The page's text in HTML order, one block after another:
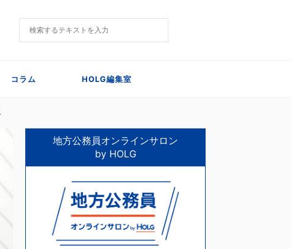
コラム HOLG編集室
地方公務員オンラインサロン
by HOLG